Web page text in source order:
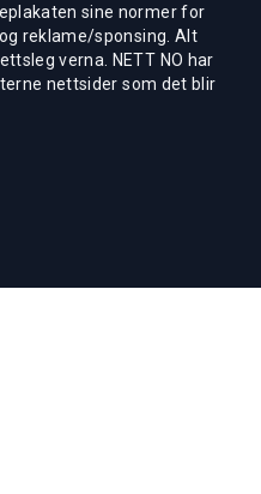
sine normer for
reklame/sponsing. Alt
verna. NETT NO har
nettsider som det blir